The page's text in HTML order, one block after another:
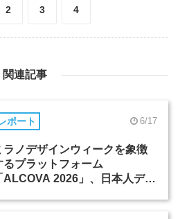
2 3 4
関連記事
ポート 6/17
ラノデザインウィークを象徴
るプラットフォーム
ALCOVA 2026」、日本人デザ